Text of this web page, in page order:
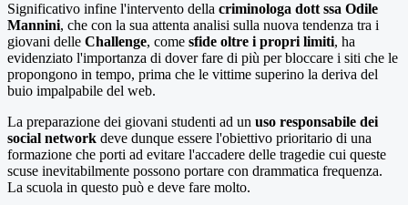
Significativo infine l'intervento della criminologa dott ssa Odile
Mannini, che con la sua attenta analisi sulla nuova tendenza tra i
giovani delle Challenge, come sfide oltre i propri limiti, ha
evidenziato l'importanza di dover fare di più per bloccare i siti che le
propongono in tempo, prima che le vittime superino la deriva del
buio impalpabile del web.
La preparazione dei giovani studenti ad un uso responsabile dei
social network deve dunque essere l'obiettivo prioritario di una
formazione che porti ad evitare l'accadere delle tragedie cui queste
scuse inevitabilmente possono portare con drammatica frequenza.
La scuola in questo può e deve fare molto.